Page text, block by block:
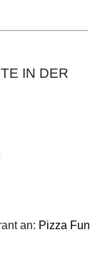
IN DER
an: Pizza Fun